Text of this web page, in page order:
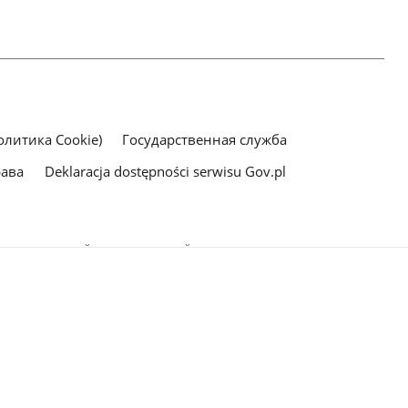
Cookie)
Государственная служба
Deklaracja dostępności serwisu Gov.pl
электронной почты, указанный в качестве ссылки, вы даете
в их политиках обработки персональных данных.